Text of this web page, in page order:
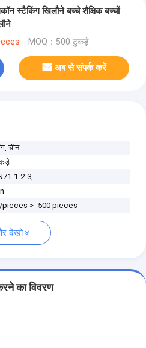
स्टैकिंग खिलौने बच्चे शैक्षिक बच्चों
MOQ：500 टुकड़े
अब से संपर्क करें
चीन
1-2-3,
pieces >=500 pieces
देखो
का विवरण